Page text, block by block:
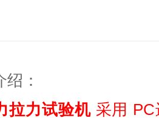
：
拉力试验机采用 PC